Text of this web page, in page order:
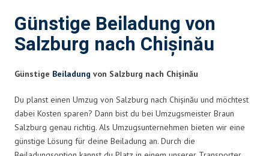
Günstige Beiladung von
Salzburg nach Chișinău
Günstige Beiladung von Salzburg nach Chișinău
Du planst einen Umzug von Salzburg nach Chișinău und möchtest
dabei Kosten sparen? Dann bist du bei Umzugsmeister Braun
Salzburg genau richtig. Als Umzugsunternehmen bieten wir eine
günstige Lösung für deine Beiladung an. Durch die